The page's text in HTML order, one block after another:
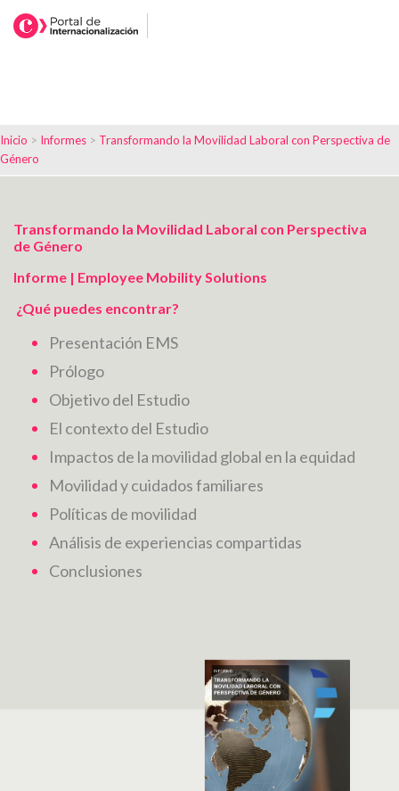
Inicio > Informes > Transformando la Movilidad Laboral con Perspectiva de
Género
Transformando la Movilidad Laboral con Perspectiva
de Género
Informe | Employee Mobility Solutions
¿Qué puedes encontrar?
Presentación EMS
Prólogo
Objetivo del Estudio
El contexto del Estudio
Impactos de la movilidad global en la equidad
Movilidad y cuidados familiares
Políticas de movilidad
Análisis de experiencias compartidas
Conclusiones